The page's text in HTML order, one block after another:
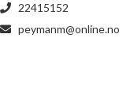
22415152
peymanm@online.no